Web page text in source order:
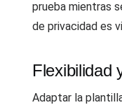
prueba mientras
de privacidad es
Flexibilidad
Adaptar la